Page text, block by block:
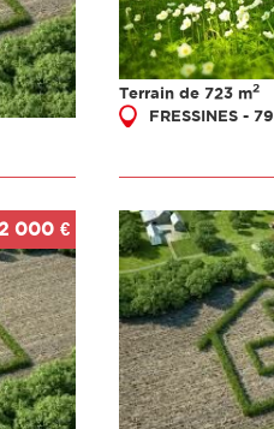
Terrain de 723 m2
FRESSINES - 79
000 €